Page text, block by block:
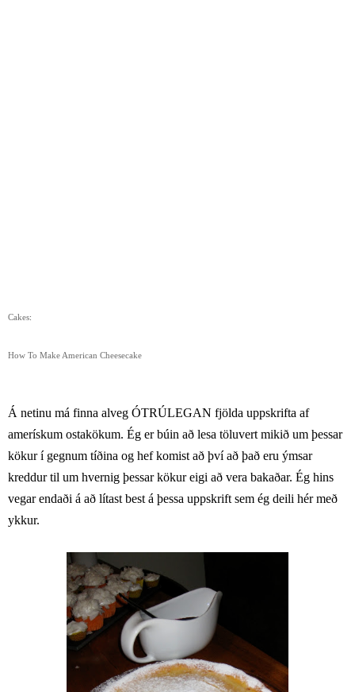
Cakes:
How To Make American Cheesecake
Á netinu má finna alveg ÓTRÚLEGAN fjölda uppskrifta af
amerískum ostakökum. Ég er búin að lesa töluvert mikið um þessar
kökur í gegnum tíðina og hef komist að því að það eru ýmsar
kreddur til um hvernig þessar kökur eigi að vera bakaðar. Ég hins
vegar endaði á að lítast best á þessa uppskrift sem ég deili hér með
ykkur.